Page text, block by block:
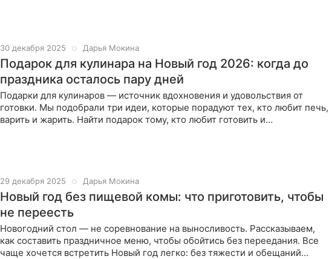
30 декабря 2025 Дарья Мокина
Подарок для кулинара на Новый год 2026: когда до
праздника осталось пару дней
Подарки для кулинаров — источник вдохновения и удовольствия от
готовки. Мы подобрали три идеи, которые порадуют тех, кто любит печь,
варить и жарить. Найти подарок тому, кто любит готовить и
29 декабря 2025 Дарья Мокина
Новый год без пищевой комы: что приготовить, чтобы
не переесть
Новогодний стол — не соревнование на выносливость. Рассказываем,
как составить праздничное меню, чтобы обойтись без переедания. Все
чаще хочется встретить Новый год легко: без тяжести и обещаний